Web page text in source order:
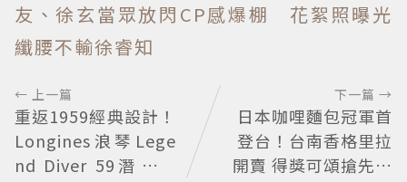
友、徐玄當眾放閃CP感爆棚 花絮照曝光
纖腰不輸徐睿知
← 上一篇
重返1959經典設計！
Longines浪琴Lege
nd Diver 59潛水表
下一篇 →
日本咖哩麵包冠軍首
登台！台南香格里拉
開賣 得獎可頌搶先日